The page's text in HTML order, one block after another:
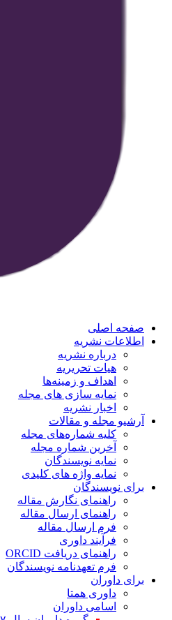
صفحه اصلی
اطلاعات نشریه
درباره نشریه
هیات تحریریه
اهداف و زمینه‌ها
نمایه سازی های مجله
اخبار نشریه
آرشیو مجله و مقالات
کلیه شماره‌های مجله
آخرین شماره مجله
نمایه نویسندگان
نمایه واژه های کلیدی
برای نویسندگان
راهنمای نگارش مقاله
راهنمای ارسال مقاله
فرم ارسال مقاله
فرآیند داوری
راهنمای دریافت ORCID
فرم تعهدنامه نویسندگان
برای داوران
داوری همتا
اسامی داوران